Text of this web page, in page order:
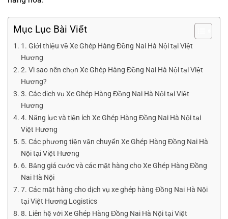
Mục Lục Bài Viết
1. Giới thiệu về Xe Ghép Hàng Đồng Nai Hà Nội tại Việt
Hương
2. Vì sao nên chọn Xe Ghép Hàng Đồng Nai Hà Nội tại Việt
Hương?
3. Các dịch vụ Xe Ghép Hàng Đồng Nai Hà Nội tại Việt
Hương
4. Năng lực và tiện ích Xe Ghép Hàng Đồng Nai Hà Nội tại
Việt Hương
5. Các phương tiện vận chuyển Xe Ghép Hàng Đồng Nai Hà
Nội tại Việt Hương
6. Bảng giá cước và các mặt hàng cho Xe Ghép Hàng Đồng
Nai Hà Nội
7. Các mặt hàng cho dịch vụ xe ghép hàng Đồng Nai Hà Nội
tại Việt Hương Logistics
8. Liên hệ với Xe Ghép Hàng Đồng Nai Hà Nội tại Việt